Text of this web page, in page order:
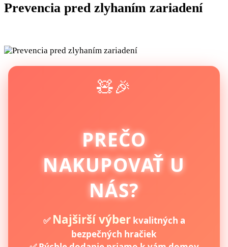
Prevencia pred zlyhaním zariadení
🧸🎉
PREČO
NAKUPOVAŤ U
NÁS?
✅ Najširší výberkvalitných a
bezpečných hračiek